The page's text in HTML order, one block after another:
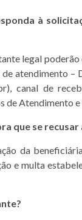
à
legal
de atendimento
canal de
de Atendimento
que se
da
e multa